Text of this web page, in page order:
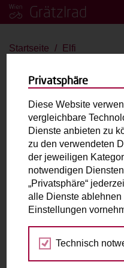
Grätzlrad
Startseite Elfi
Riese und Müller
bis 2 Kinder E-Antrieb
Max. zulässiges
Person):220kg
Laderaum:L: 64cm B:
Zubehör:Doppel
Gepäckträger, Ladefläche
Fahrradabholung &
Privatsphäre
Diese Website
vergleichbare
Dienste anbieten zu
zu den verwendeten
der jeweiligen
notwendigen
„Privatsphäre“
alle Dienste
Einstellungen
Technisch